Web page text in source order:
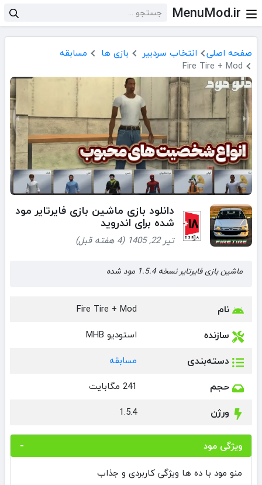
MenuMod.ir
صفحه اصلی انتخاب سردبیر بازی ها
مسابقه
Fire Tire + Mod
دانلود بازی ‏‏‏‏‏‏‏‏‏‏‏‏‏‏ماشین بازی ‏‏‏‏‏‏‏فایرتایر مود
شده برای اندروید
تیر 22, 1405 (4 هفته قبل)
‏‏‏‏‏‏‏‏‏‏‏‏‏ماشین بازی ‏‏‏‏‏‏‏فایرتایر نسخه 1.5.4 مود شده
نام Fire Tire + Mod
سازنده استودیو MHB
دسته‌بندی مسابقه
حجم 241 مگابایت
ورژن 1.5.4
ویژگی مود
منو مود با ده ها ویژگی کاربردی و جذاب